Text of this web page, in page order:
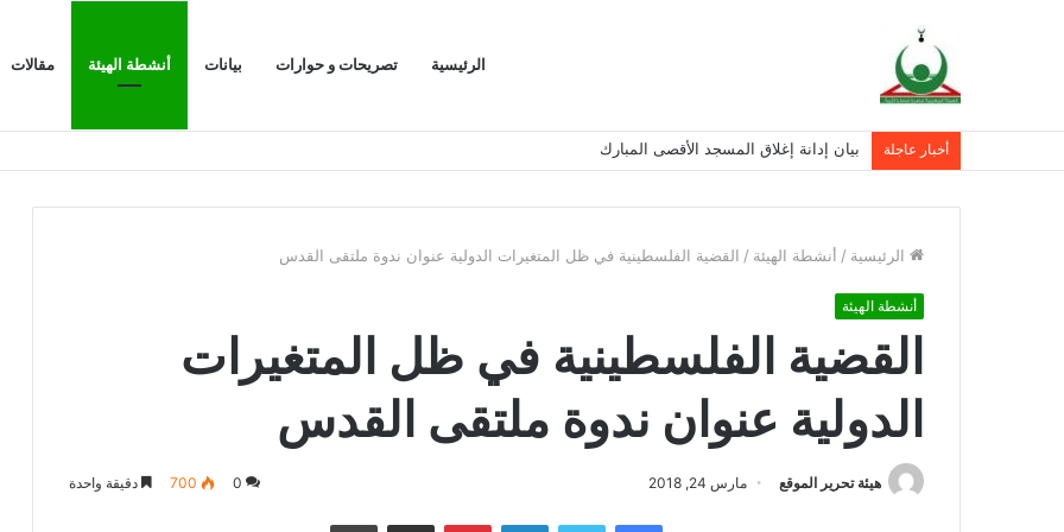
الرئيسية تصريحات و حوارات بيانات أنشطة الهيئة مقالات
أخبار عاجلة بيان إدانة إغلاق المسجد الأقصى المبارك
الرئيسية / أنشطة الهيئة / القضية الفلسطينية في ظل المتغيرات الدولية عنوان ندوة ملتقى القدس
أنشطة الهيئة
القضية الفلسطينية في ظل المتغيرات
الدولية عنوان ندوة ملتقى القدس
هيئة تحرير الموقع مارس 24, 2018 0
700 دقيقة واحدة
فيسبوك تويتر لينكدإن بينتيريستمشاركة عبر البريد طباعة